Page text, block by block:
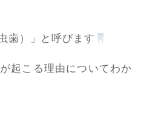
歯）」と呼びます
起こる理由についてわか